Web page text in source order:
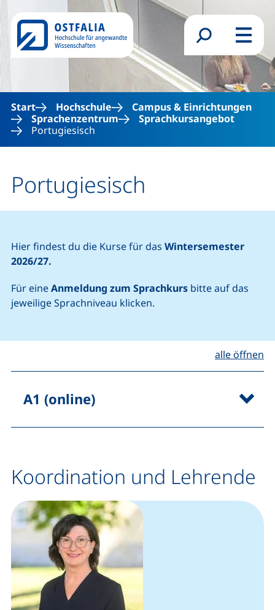
Direkt zum Inhalt
Suchformular
Menü
Start Hochschule
Campus & Einrichtungen
Sprachenzentrum
Sprachkursangebot
Portugiesisch
Portugiesisch
Hier findest du die Kurse für das Wintersemester
2026/27.
Für eineAnmeldung zum Sprachkurs bitte auf das
jeweilige Sprachniveau klicken.
alle öffnen
A1 (online)
Koordination und Lehrende